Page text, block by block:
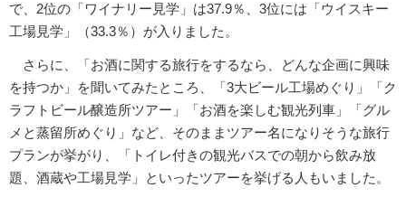
で、2位の「ワイナリー見学」は37.9％、3位には「ウイスキー
工場見学」（33.3％）が入りました。
さらに、「お酒に関する旅行をするなら、どんな企画に興味
を持つか」を聞いてみたところ、「3大ビール工場めぐり」「ク
ラフトビール醸造所ツアー」「お酒を楽しむ観光列車」「グル
メと蒸留所めぐり」など、そのままツアー名になりそうな旅行
プランが挙がり、「トイレ付きの観光バスでの朝から飲み放
題、酒蔵や工場見学」といったツアーを挙げる人もいました。